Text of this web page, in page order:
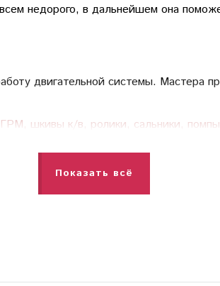
недорого, в дальнейшем она
двигательной системы. Мастера
шкивы к/в, ролики, сальники, помпы.
выставляют метки и регулируют
к/в, ремень генератора.
опыта и инструментов. Ведь таким
автосервис, где проведут
Показать всё